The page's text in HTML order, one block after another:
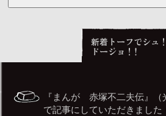
『まんが 赤塚不二夫伝』
で記事にしていただきました